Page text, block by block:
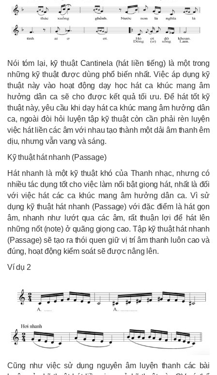
Nói tóm lại, kỹ thuật Cantinela (hát liền tiếng) là một trong
những kỹ thuật được dùng phổ biến nhất. Việc áp dụng kỹ
thuật này vào hoạt động dạy học hát ca khúc mang âm
hưởng dân ca sẽ cho được kết quả tối ưu. Để hát tốt kỹ
thuật này, yêu cầu khi dạy hát ca khúc mang âm hưởng dân
ca, ngoài đòi hỏi luyện tập kỹ thuật còn cần phải rèn luyện
việc hát liền các âm với nhau tạo thành một dải âm thanh êm
dịu, nhưng vẫn vang và sáng.
Kỹ thuật hát nhanh (Passage)
Hát nhanh là một kỹ thuật khó của Thanh nhạc, nhưng có
nhiều tác dụng tốt cho việc làm nổi bật giọng hát, nhất là đối
với việc hát các ca khúc mang âm hưởng dân ca. Vì sử
dụng kỹ thuật hát nhanh (Passage) với đặc điểm là hát gọn
âm, nhanh như lướt qua các âm, rất thuận lợi để hát lên
những nốt (note) ở quãng giọng cao. Tập kỹ thuật hát nhanh
(Passage) sẽ tạo ra thói quen giữ vị trí âm thanh luôn cao và
đúng, hoạt động kiểm soát sẽ được nâng lên.
Ví dụ 2
Cũng như việc sử dụng nguyên âm luyện thanh các bài